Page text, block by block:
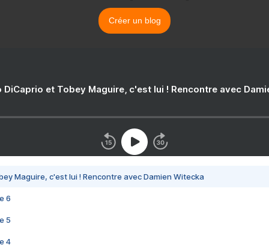
Créer un blog
DiCaprio et Tobey Maguire, c'est lui ! Rencontre avec
Maguire, c'est lui ! Rencontre avec Damien Witecka
6
5
4